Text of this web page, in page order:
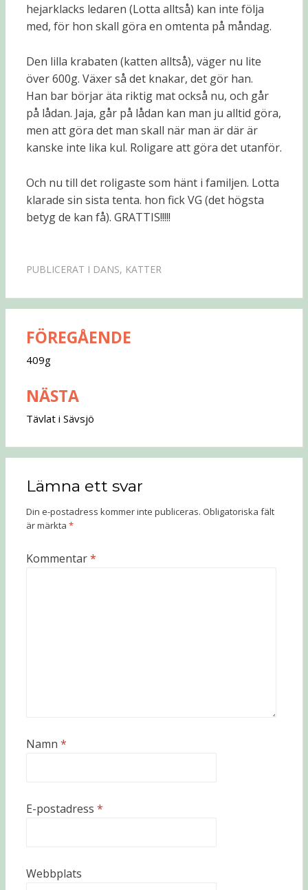
hejarklacks ledaren (Lotta alltså) kan inte följa
med, för hon skall göra en omtenta på måndag.
Den lilla krabaten (katten alltså), väger nu lite
över 600g. Växer så det knakar, det gör han.
Han bar börjar äta riktig mat också nu, och går
på lådan. Jaja, går på lådan kan man ju alltid göra,
men att göra det man skall när man är där är
kanske inte lika kul. Roligare att göra det utanför.
Och nu till det roligaste som hänt i familjen. Lotta
klarade sin sista tenta. hon fick VG (det högsta
betyg de kan få). GRATTIS!!!!!
PUBLICERAT I DANS, KATTER
Inläggsnavigering
FÖREGÅENDE
409g
NÄSTA
Tävlat i Sävsjö
Lämna ett svar
Din e-postadress kommer inte publiceras. Obligatoriska fält
är märkta *
Kommentar*
Namn *
E-postadress *
Webbplats